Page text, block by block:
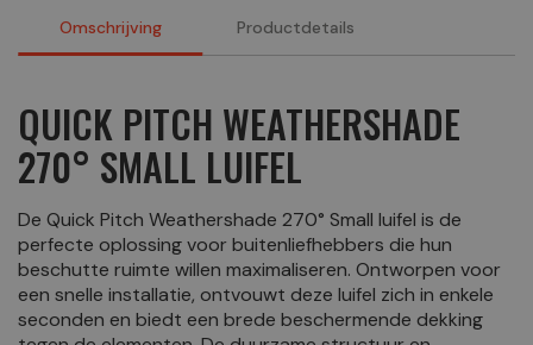
Omschrijving Productdetails
QUICK PITCH WEATHERSHADE
270° SMALL LUIFEL
De Quick Pitch Weathershade 270° Small luifel is de
perfecte oplossing voor buitenliefhebbers die hun
beschutte ruimte willen maximaliseren. Ontworpen voor
een snelle installatie, ontvouwt deze luifel zich in enkele
seconden en biedt een brede beschermende dekking